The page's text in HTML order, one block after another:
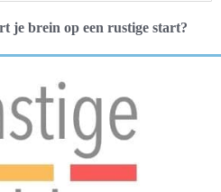
je brein op een rustige start?